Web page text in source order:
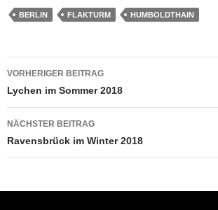
BERLIN FLAKTURM HUMBOLDTHAIN
Beitragsnavigation
VORHERIGER BEITRAG
Lychen im Sommer 2018
NÄCHSTER BEITRAG
Ravensbrück im Winter 2018